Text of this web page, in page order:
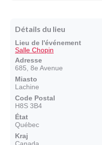
Détails du lieu
Lieu de l'événement
Salle Chopin
Adresse
685, 8e Avenue
Miasto
Lachine
Code Postal
H8S 3B4
État
Québec
Kraj